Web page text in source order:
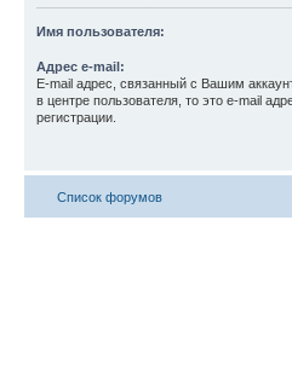
Имя пользователя:
Адрес e-mail:
E-mail адрес, связанный с Вашим
в центре пользователя, то это e-mail
регистрации.
Список форумов